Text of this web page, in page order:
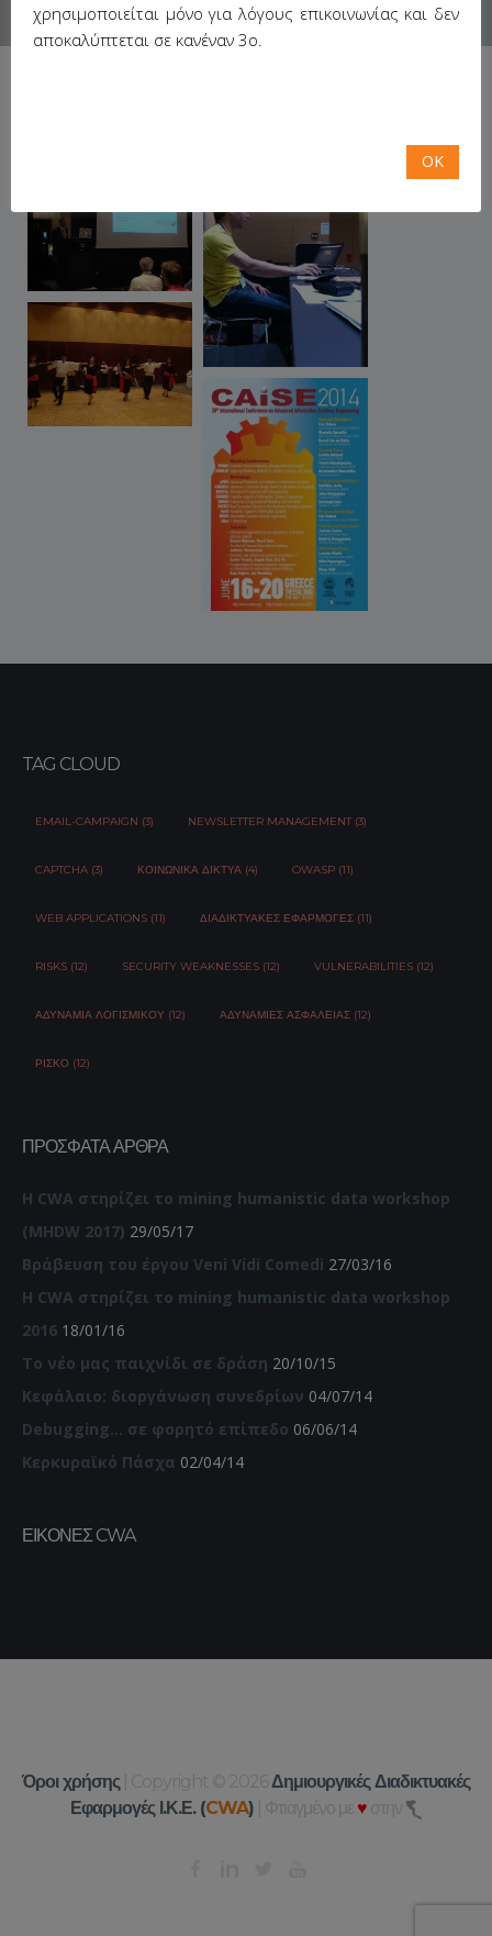
TAG CLOUD
EMAIL-CAMPAIGN (3) NEWSLETTER MANAGEMENT (3)
CAPTCHA (3) ΚΟΙΝΩΝΙΚΆ ΔΊΚΤΥΑ (4) OWASP (11)
WEB APPLICATIONS (11) ΔΙΑΔΙΚΤΥΑΚΈΣ ΕΦΑΡΜΟΓΈΣ (11)
RISKS (12) SECURITY WEAKNESSES (12) VULNERABILITIES (12)
ΑΔΥΝΑΜΊΑ ΛΟΓΙΣΜΙΚΟΎ (12) ΑΔΥΝΑΜΊΕΣ ΑΣΦΆΛΕΙΑΣ (12)
ΡΊΣΚΟ (12)
ΠΡΌΣΦΑΤΑ ΆΡΘΡΑ
Η CWA στηρίζει το mining humanistic data workshop
(MHDW 2017) 29/05/17
Βράβευση του έργου Veni Vidi Comedi 27/03/16
Η CWA στηρίζει το mining humanistic data workshop
2016 18/01/16
Το νέο μας παιχνίδι σε δράση 20/10/15
Κεφάλαιο: διοργάνωση συνεδρίων 04/07/14
Debugging… σε φορητό επίπεδο 06/06/14
Κερκυραϊκό Πάσχα 02/04/14
ΕΙΚΌΝΕΣ CWA
Όροι χρήσης| Copyright © 2026 Δημιουργικές Διαδικτυακές
Εφαρμογές Ι.Κ.Ε. (CWA) ♥
χρησιμοποιείται μόνο για λόγους επικοινωνίας και δεν
αποκαλύπτεται σε κανέναν 3ο.
OK